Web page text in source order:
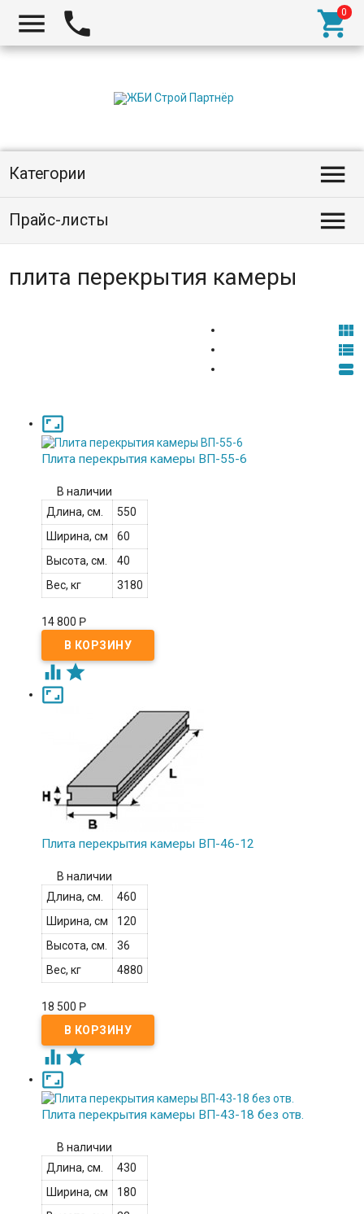
  
Категории 
Прайс-листы 
плита перекрытия камеры




Плита перекрытия камеры ВП-55-6
В наличии
Длина, см.
550
Ширина, см
60
Высота, см.
40
Вес, кг
3180
14 800 Р
 

Плита перекрытия камеры ВП-46-12
В наличии
Длина, см.
460
Ширина, см
120
Высота, см.
36
Вес, кг
4880
18 500 Р
 

Плита перекрытия камеры ВП-43-18 без отв.
В наличии
Длина, см.
430
Ширина, см
180